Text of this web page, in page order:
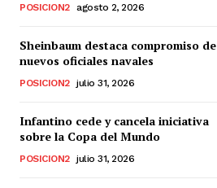
POSICION2 agosto 2, 2026
Sheinbaum destaca compromiso de
nuevos oficiales navales
POSICION2 julio 31, 2026
Infantino cede y cancela iniciativa
sobre la Copa del Mundo
POSICION2 julio 31, 2026